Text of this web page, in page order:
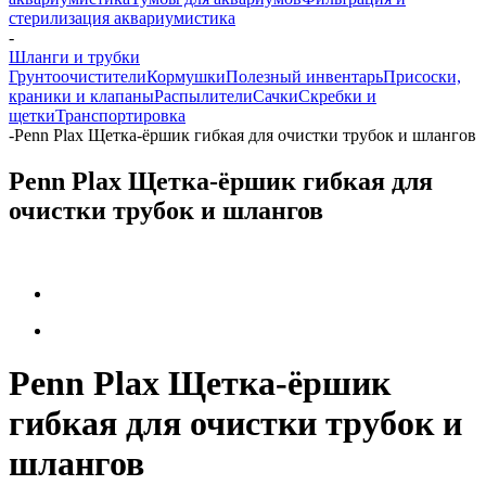
стерилизация аквариумистика
-
Шланги и трубки
ГрунтоочистителиКормушкиПолезный инвентарьПрисоски,
краники и клапаныРаспылителиСачкиСкребки и
щеткиТранспортировка
-Penn Plax Щетка-ёршик гибкая для очистки трубок и шлангов
Penn Plax Щетка-ёршик гибкая для
очистки трубок и шлангов
Penn Plax Щетка-ёршик
гибкая для очистки трубок и
шлангов